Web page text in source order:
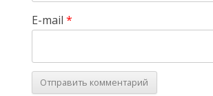
E-mail *